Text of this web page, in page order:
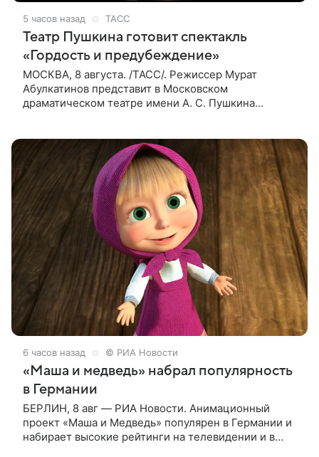
5 часов назад ТАСС
Театр Пушкина готовит спектакль
«Гордость и предубеждение»
МОСКВА, 8 августа. /ТАСС/. Режиссер Мурат
Абулкатинов представит в Московском
драматическом театре имени А. С. Пушкина
6 часов назад © РИА Новости
«Маша и медведь» набрал популярность
в Германии
БЕРЛИН, 8 авг — РИА Новости. Анимационный
проект «Маша и Медведь» популярен в Германии и
набирает высокие рейтинги на телевидении и в